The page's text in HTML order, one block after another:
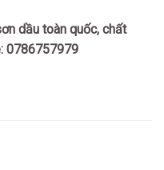
dầu toàn quốc, chất
0786757979